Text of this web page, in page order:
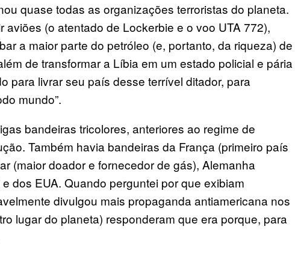
quase todas as organizações terroristas do planeta.
(o atentado de Lockerbie e o voo UTA 772),
a maior parte do petróleo (e, portanto, da riqueza) de
de transformar a Líbia em um estado policial e pária
para livrar seu país desse terrível ditador, para
mundo”.
bandeiras tricolores, anteriores ao regime de
Também havia bandeiras da França (primeiro país
(maior doador e fornecedor de gás), Alemanha
dos EUA. Quando perguntei por que exibiam
divulgou mais propaganda antiamericana nos
lugar do planeta) responderam que era porque, para